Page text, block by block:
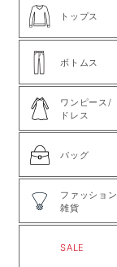
トップス
ボトムス
ワンピース/
ドレス
バッグ
ファッション
雑貨
SALE